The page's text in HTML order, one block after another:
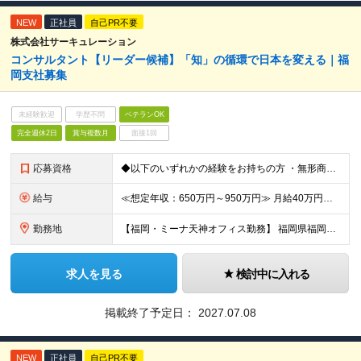
NEW 正社員 自己PR不要
株式会社サーキュレーション
コンサルタント【リーダー候補】「知」の循環で日本を変える｜福
岡支社募集
未経験歓迎 学歴不問 ベテランOK
完全週休2日 賞与複数月 面接1回
応募資格 ◆以下のいずれかの経験をお持ちの方 ・無形商材での法人営業経験（目安6年以上） ・顧客に提案することで潜在ニーズを見出す課題解決型営業経験 ・リーダー・マネージャーなどの役職に就き、メンバーマネジメン
給与 ≪想定年収：650万円～950万円≫ 月給40万円～58万円 ※賞与：年3.5ヶ月（会社業績・個人評価によって変動） ※入社後1年経過したタイミングでインセンティブ給へ移行致します。 ※入社時の月給額
勤務地 【福岡・ミーナ天神オフィス勤務】 福岡県福岡市中央区天神4-3-8 The Company ミーナ天神8階 （変更の範囲）上記を除く当社関連勤務地
求人を見る 検討中に入れる
掲載終了予定日： 2027.07.08
NEW 正社員 自己PR不要